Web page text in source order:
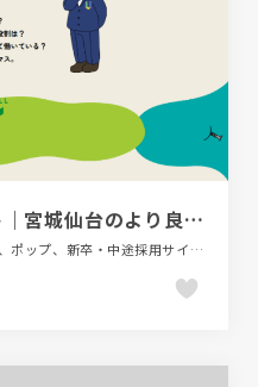
植松商会 採用特設サイト｜宮城仙台のより良いモノづくりの伴走者
イラスト、グリーン系、ナチュラル、ポップ、新卒・中途採用サイト、金融・法律・人材・専門職